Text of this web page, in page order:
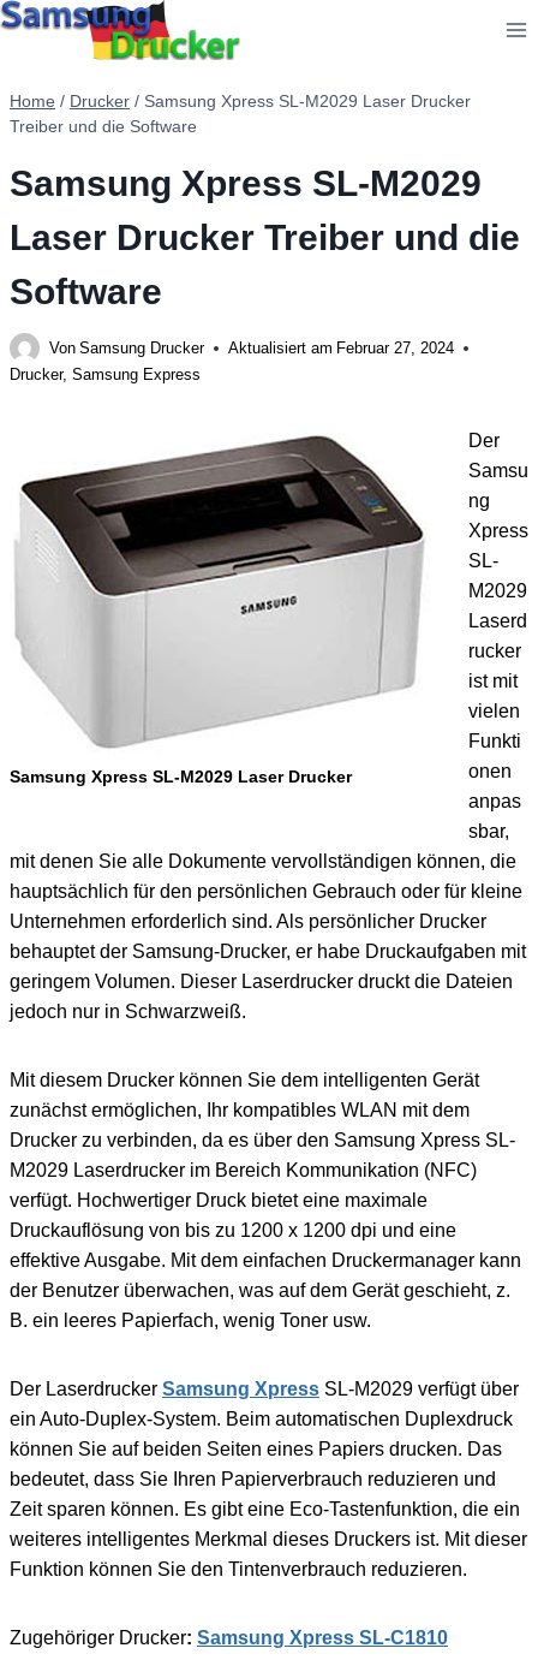
Zum
Home / Drucker / Samsung Xpress SL-M2029 Laser Drucker
Treiber und die Software
Samsung Xpress SL-M2029
Laser Drucker Treiber und die
Software
Von Samsung Drucker Aktualisiert am Februar 27, 2024
Drucker, Samsung Express
Samsung Xpress SL-M2029 Laser Drucker
Der
Samsu
ng
Xpress
SL-
M2029
Laserd
rucker
ist mit
vielen
Funkti
onen
anpas
sbar,
mit denen Sie alle Dokumente vervollständigen können, die
hauptsächlich für den persönlichen Gebrauch oder für kleine
Unternehmen erforderlich sind. Als persönlicher Drucker
behauptet der Samsung-Drucker, er habe Druckaufgaben mit
geringem Volumen. Dieser Laserdrucker druckt die Dateien
jedoch nur in Schwarzweiß.
Mit diesem Drucker können Sie dem intelligenten Gerät
zunächst ermöglichen, Ihr kompatibles WLAN mit dem
Drucker zu verbinden, da es über den Samsung Xpress SL-
M2029 Laserdrucker im Bereich Kommunikation (NFC)
verfügt. Hochwertiger Druck bietet eine maximale
Druckauflösung von bis zu 1200 x 1200 dpi und eine
effektive Ausgabe. Mit dem einfachen Druckermanager kann
der Benutzer überwachen, was auf dem Gerät geschieht, z.
B. ein leeres Papierfach, wenig Toner usw.
Der Laserdrucker Samsung Xpress SL-M2029 verfügt über
ein Auto-Duplex-System. Beim automatischen Duplexdruck
können Sie auf beiden Seiten eines Papiers drucken. Das
bedeutet, dass Sie Ihren Papierverbrauch reduzieren und
Zeit sparen können. Es gibt eine Eco-Tastenfunktion, die ein
weiteres intelligentes Merkmal dieses Druckers ist. Mit dieser
Funktion können Sie den Tintenverbrauch reduzieren.
Zugehöriger Drucker: Samsung Xpress SL-C1810